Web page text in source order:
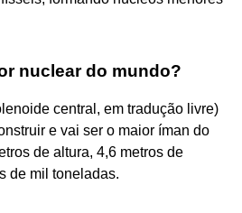
nuclear do mundo?
central, em tradução livre)
e vai ser o maior íman do
de altura, 4,6 metros de
de mil toneladas.